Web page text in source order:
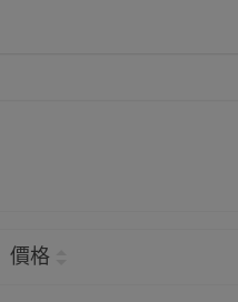
價格